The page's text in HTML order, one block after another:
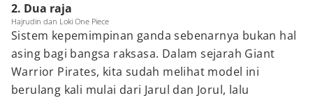
2. Dua raja
Hajrudin dan Loki One Piece
Sistem kepemimpinan ganda sebenarnya bukan hal
asing bagi bangsa raksasa. Dalam sejarah Giant
Warrior Pirates, kita sudah melihat model ini
berulang kali mulai dari Jarul dan Jorul, lalu